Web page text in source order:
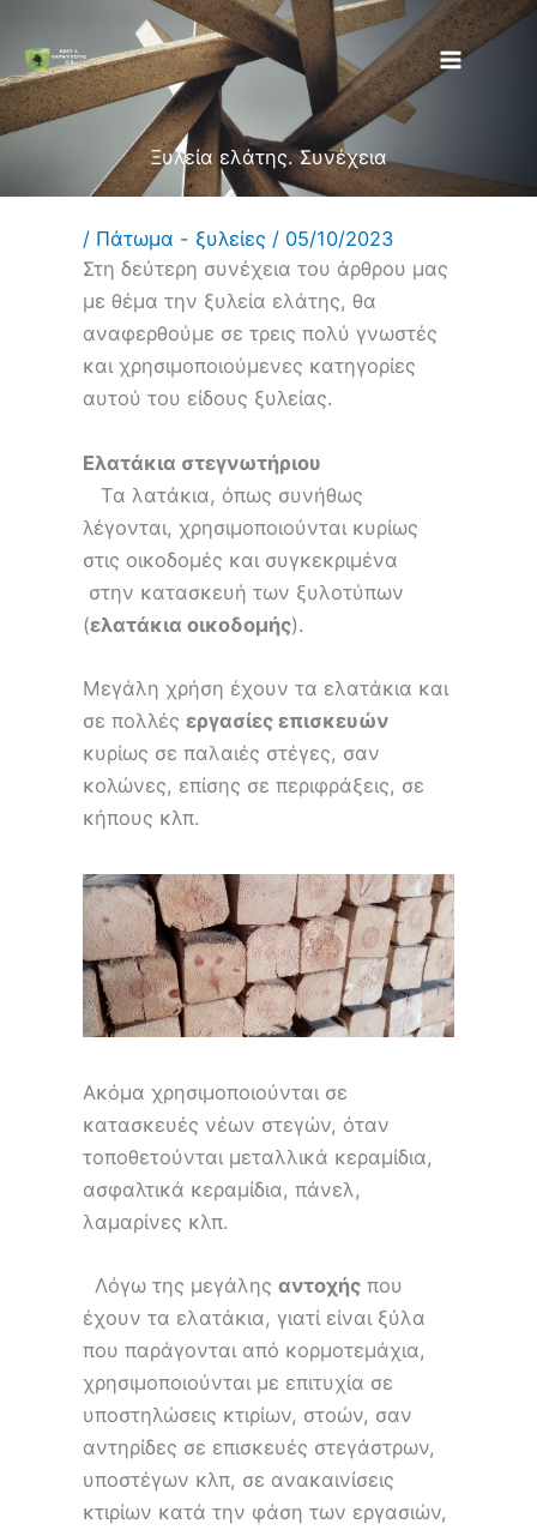
στο
περιεχόμενο
Ξυλεία ελάτης. Συνέχεια
/ Πάτωμα - ξυλείες / 05/10/2023
Στη δεύτερη συνέχεια του άρθρου μας
με θέμα την ξυλεία ελάτης, θα
αναφερθούμε σε τρεις πολύ γνωστές
και χρησιμοποιούμενες κατηγορίες
αυτού του είδους ξυλείας.
Ελατάκια στεγνωτήριου
Τα λατάκια, όπως συνήθως
λέγονται, χρησιμοποιούνται κυρίως
στις οικοδομές και συγκεκριμένα
στην κατασκευή των ξυλοτύπων
(ελατάκια οικοδομής).
Μεγάλη χρήση έχουν τα ελατάκια και
σε πολλέςεργασίες επισκευών
κυρίως σε παλαιές στέγες, σαν
κολώνες, επίσης σε περιφράξεις, σε
κήπους κλπ.
Ακόμα χρησιμοποιούνται σε
κατασκευές νέων στεγών, όταν
τοποθετούνται μεταλλικά κεραμίδια,
ασφαλτικά κεραμίδια, πάνελ,
λαμαρίνες κλπ.
Λόγω της μεγάληςαντοχής που
έχουν τα ελατάκια, γιατί είναι ξύλα
που παράγονται από κορμοτεμάχια,
χρησιμοποιούνται με επιτυχία σε
υποστηλώσεις κτιρίων, στοών, σαν
αντηρίδες σε επισκευές στεγάστρων,
υποστέγων κλπ, σε ανακαινίσεις
κτιρίων κατά την φάση των εργασιών,